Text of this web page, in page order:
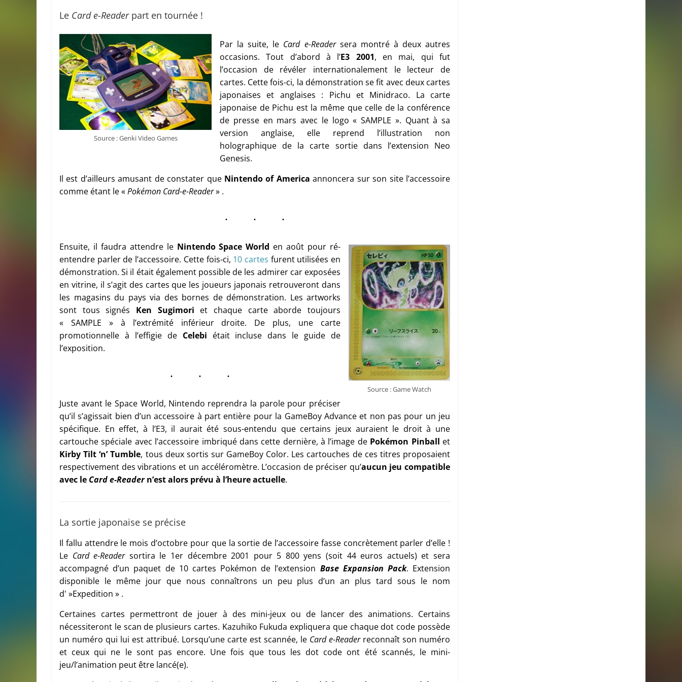
Le Card e-Readerpart en tournée !
Source : Genki Video Games
Par la suite, le Card e-Readersera montré à deux autres
occasions. Tout d’abord à l’E3 2001, en mai, qui fut
l’occasion de révéler internationalement le lecteur de
cartes. Cette fois-ci, la démonstration se fit avec deux cartes
japonaises et anglaises : Pichu et Minidraco. La carte
japonaise de Pichu est la même que celle de la conférence
de presse en mars avec le logo « SAMPLE ». Quant à sa
version anglaise, elle reprend l’illustration non
holographique de la carte sortie dans l’extension Neo
Genesis.
Il est d’ailleurs amusant de constater que Nintendo of America annoncera sur son site l’accessoire
comme étant le «Pokémon Card-e-Reader» .
Source : Game Watch
Ensuite, il faudra attendre le Nintendo Space World en août pour ré-
entendre parler de l’accessoire. Cette fois-ci, 10 cartes furent utilisées en
démonstration. Si il était également possible de les admirer car exposées
en vitrine, il s’agit des cartes que les joueurs japonais retrouveront dans
les magasins du pays via des bornes de démonstration. Les artworks
sont tous signés Ken Sugimori et chaque carte aborde toujours
« SAMPLE » à l’extrémité inférieur droite. De plus, une carte
promotionnelle à l’effigie de Celebi était incluse dans le guide de
l’exposition.
Juste avant le Space World, Nintendo reprendra la parole pour préciser
qu’il s’agissait bien d’un accessoire à part entière pour la GameBoy Advance et non pas pour un jeu
spécifique. En effet, à l’E3, il aurait été sous-entendu que certains jeux auraient le droit à une
cartouche spéciale avec l’accessoire imbriqué dans cette dernière, à l’image de Pokémon Pinball et
Kirby Tilt ‘n’ Tumble, tous deux sortis sur GameBoy Color. Les cartouches de ces titres proposaient
respectivement des vibrations et un accéléromètre. L’occasion de préciser qu’aucun jeu compatible
avec le Card e-Readern’est alors prévu à l’heure actuelle.
La sortie japonaise se précise
Il fallu attendre le mois d’octobre pour que la sortie de l’accessoire fasse concrètement parler d’elle !
Le Card e-Readersortira le 1er décembre 2001 pour 5 800 yens (soit 44 euros actuels) et sera
accompagné d’un paquet de 10 cartes Pokémon de l’extension Base Expansion Pack. Extension
disponible le même jour que nous connaîtrons un peu plus d’un an plus tard sous le nom
d' »Expedition » .
Certaines cartes permettront de jouer à des mini-jeux ou de lancer des animations. Certains
nécessiteront le scan de plusieurs cartes. Kazuhiko Fukuda expliquera que chaque dot code possède
un numéro qui lui est attribué. Lorsqu’une carte est scannée, le Card e-Readerreconnaît son numéro
et ceux qui ne le sont pas encore. Une fois que tous les dot code ont été scannés, le mini-
jeu/l’animation peut être lancé(e).